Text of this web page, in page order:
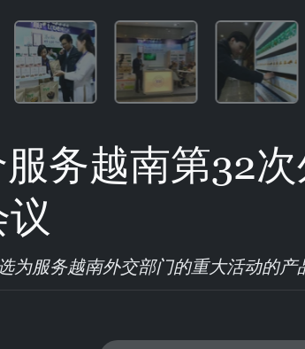
务越南第32
服务越南外交部门的重大活动的产